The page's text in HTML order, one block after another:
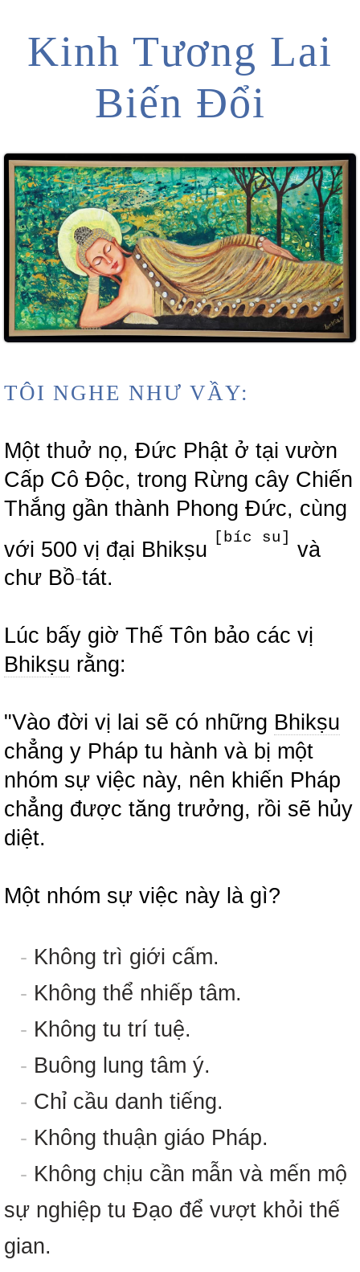
Kinh Tương Lai
Biến Đổi
TÔI NGHE NHƯ VẦY:
Một thuở nọ, Đức Phật ở tại vườn
Cấp Cô Độc, trong Rừng cây Chiến
Thắng gần thành Phong Đức, cùng
với 500 vị đại Bhikṣu
[bíc su]
và
chư Bồ-tát.
Lúc bấy giờ Thế Tôn bảo các vị
Bhikṣu rằng:
"Vào đời vị lai sẽ có những Bhikṣu
chẳng y Pháp tu hành và bị một
nhóm sự việc này, nên khiến Pháp
chẳng được tăng trưởng, rồi sẽ hủy
diệt.
Một nhóm sự việc này là gì?
- Không trì giới cấm.
- Không thể nhiếp tâm.
- Không tu trí tuệ.
- Buông lung tâm ý.
- Chỉ cầu danh tiếng.
- Không thuận giáo Pháp.
- Không chịu cần mẫn và mến mộ
sự nghiệp tu Đạo để vượt khỏi thế
gian.